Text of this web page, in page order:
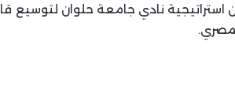
نادي جامعة حلوان لتوسيع